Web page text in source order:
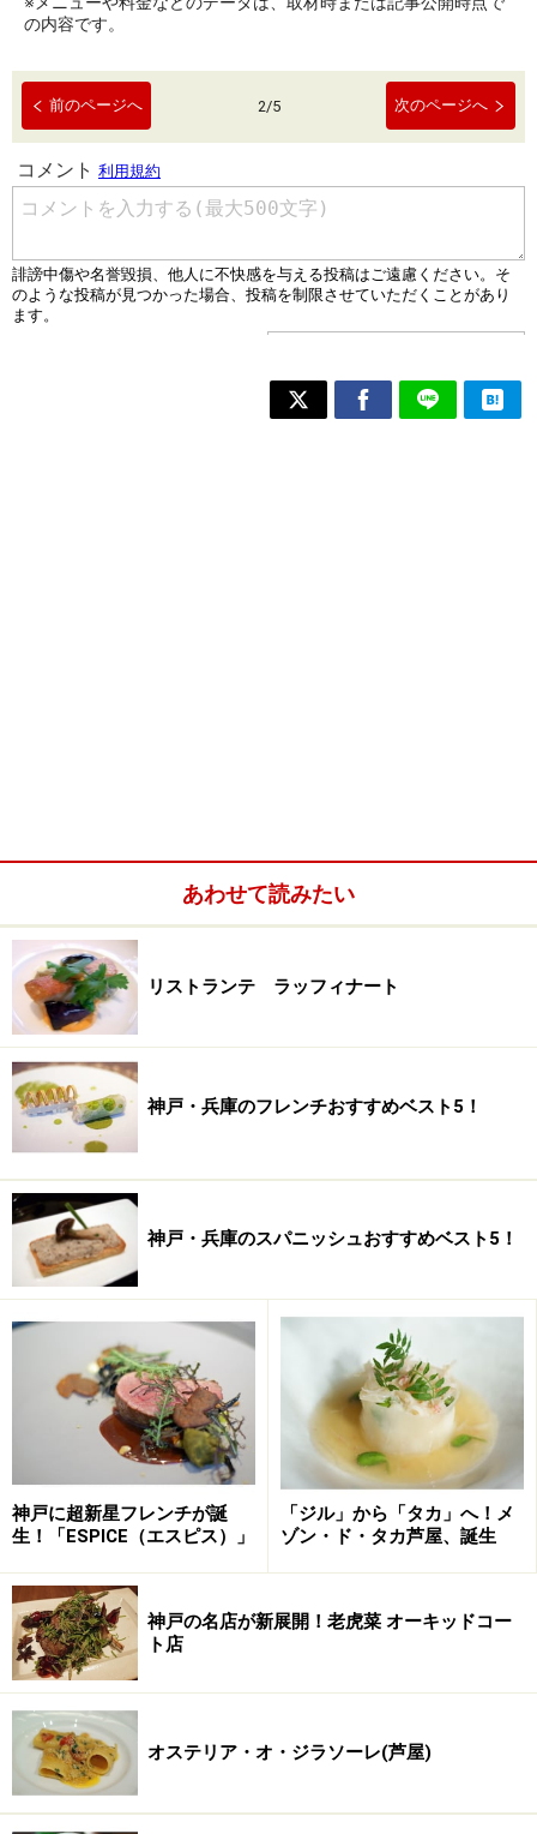
の内容です。
前のページへ 2/5 次のページへ
あわせて読みたい
リストランテ ラッフィナート
神戸・兵庫のフレンチおすすめベスト5！
神戸・兵庫のスパニッシュおすすめベスト5！
神戸に超新星フレンチが誕
生！「ESPICE（エスピス）」
「ジル」から「タカ」へ！メ
ゾン・ド・タカ芦屋、誕生
神戸の名店が新展開！老虎菜 オーキッドコー
ト店
オステリア・オ・ジラソーレ(芦屋)